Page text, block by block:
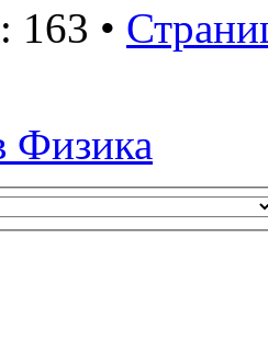
163 •
Физика